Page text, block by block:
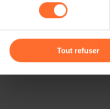
cas de refus de tous les
gauche de chaque page.
consentement
Tout refuser